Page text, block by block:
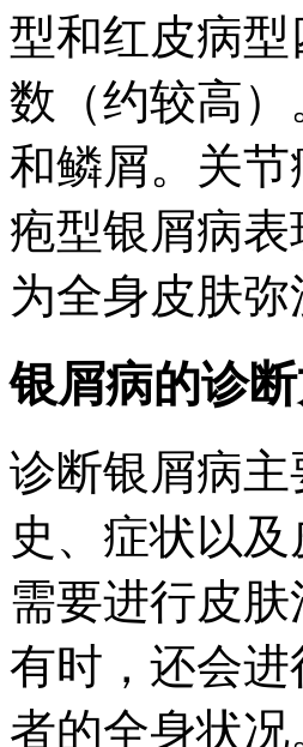
型和红皮病
数（约较高
和鳞屑。关
疱型银屑病
为全身皮肤
银屑病的诊
诊断银屑病
史、症状以
需要进行皮
有时，还会
者的全身状